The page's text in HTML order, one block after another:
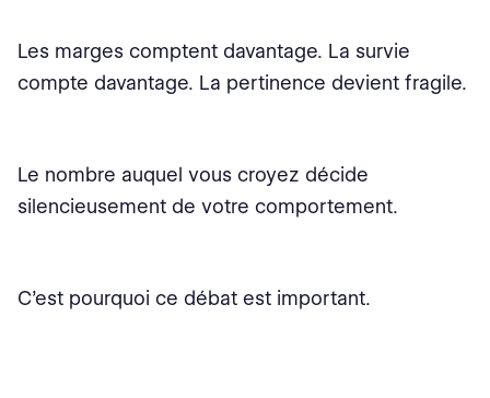
Les marges comptent davantage. La survie
compte davantage. La pertinence devient fragile.
Le nombre auquel vous croyez décide
silencieusement de votre comportement.
C’est pourquoi ce débat est important.